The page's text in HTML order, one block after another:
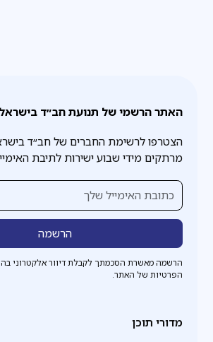
האתר הרשמי של תנועת חב״ד בישראל
הצטרפו לרשימת החברים של חב״ד
מרתקים מידי שבוע ישירות לתיבת
הרשמה מאשרת הסכמתך לקבלת דיוור אלקטרוני
הפרטיות של האתר.
מדורי תוכן